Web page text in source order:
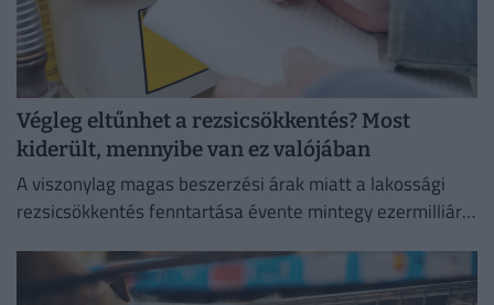
Végleg eltűnhet a rezsicsökkentés? Most
kiderült, mennyibe van ez valójában
A viszonylag magas beszerzési árak miatt a lakossági
rezsicsökkentés fenntartása évente mintegy ezermilliárd